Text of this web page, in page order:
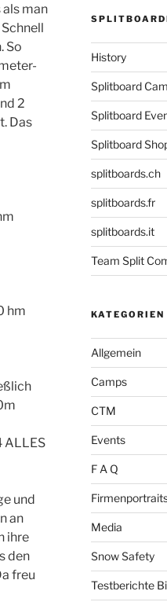
man
So
2
Das
hm
ALLES
und
an
ihre
den
freu
History
Splitboard
Splitboard
Splitboard
splitboards.ch
splitboards.fr
splitboards.it
Team Split
KATEGORIEN
Allgemein
Camps
CTM
Events
F A Q
Media
Snow Safety
Testberichte